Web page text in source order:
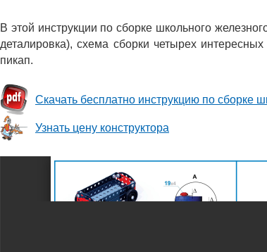
В этой инструкции по сборке школьного
деталировка), схема сборки четырех
пикап.
Скачать бесплатно инструкцию по сборке
Узнать цену конструктора